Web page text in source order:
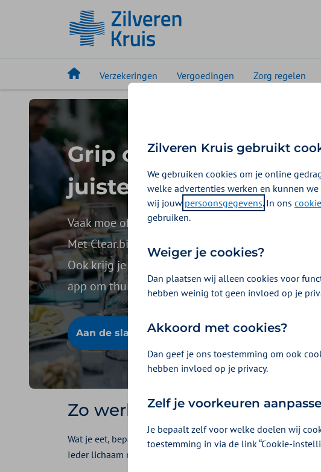
Verzekeringen Vergoedingen Zorg regelen
Grip op je gezondheid
juiste voeding
Vaak moe of niet fit? Wil je afvallen of aan je
Met Clear.bio meet je real-time welke voeding
Ook krijg je persoonlijke voedingstips en hulp
app om thuis je eetgedrag te verbeteren.
Aan de slag met Clear.bio
Zo werkt Clear.bio
Wat je eet, bepaalt je energie, gezondheid en gewicht. Maar
Ieder lichaam reageert anders op voeding. Eet, meet en weet
Zilveren Kruis gebruikt
We gebruiken cookies om je online
welke advertenties werken en kunnen
wij jouw persoonsgegevens. In ons
gebruiken.
Weiger je cookies?
Dan plaatsen wij alleen cookies voor
hebben weinig tot geen invloed op je
Akkoord met cookies?
Dan geef je ons toestemming om ook
hebben invloed op je privacy.
Zelf je voorkeuren
Je bepaalt zelf voor welke doelen wij
toestemming in via de link “Cookie-